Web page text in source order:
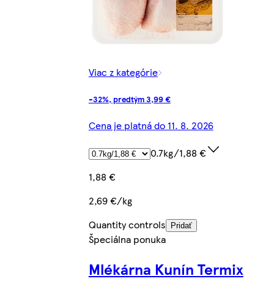
Viac z kategórie
-32%, predtým 3,99 €
Cena je platná do 11. 8. 2026
0.7kg/1,88 €
1,88 €
2,69 €/kg
Quantity controls
Pridať
Špeciálna ponuka
Mlékárna Kunín Termix